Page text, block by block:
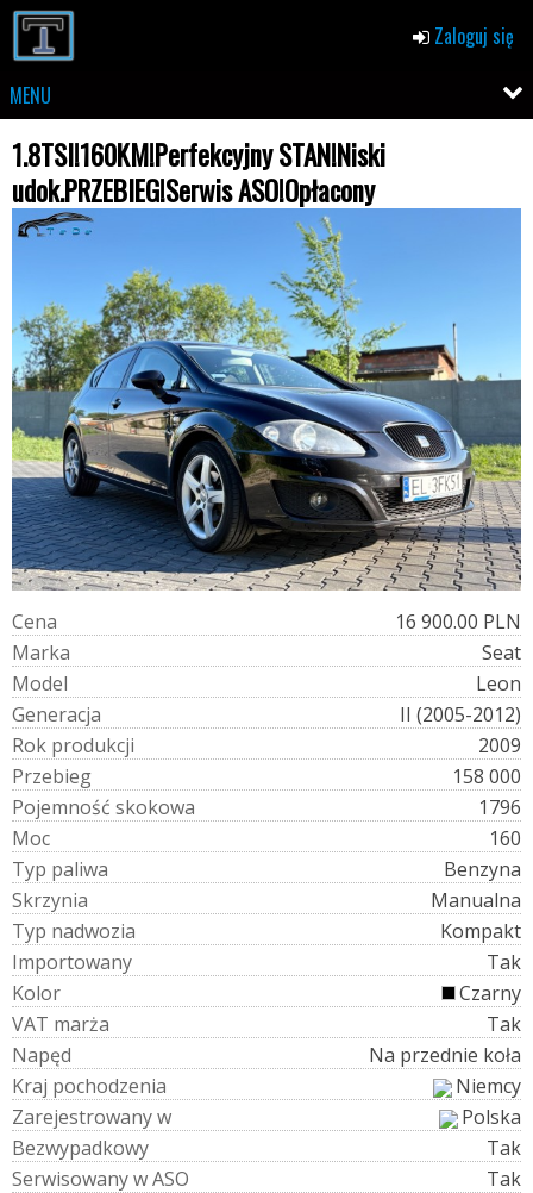
Zaloguj się
MENU
1.8TSI!160KM!Perfekcyjny STAN!Niski
udok.PRZEBIEG!Serwis ASO!Opłacony
Cena
16 900.00 PLN
Marka
Seat
Model
Leon
Generacja
II (2005-2012)
Rok produkcji
2009
Przebieg
158 000
Pojemność skokowa
1796
Moc
160
Typ paliwa
Benzyna
Skrzynia
Manualna
Typ nadwozia
Kompakt
Importowany
Tak
Kolor
Czarny
VAT marża
Tak
Napęd
Na przednie koła
Kraj pochodzenia
Niemcy
Zarejestrowanyw
Polska
Bezwypadkowy
Tak
SerwisowanywASO
Tak